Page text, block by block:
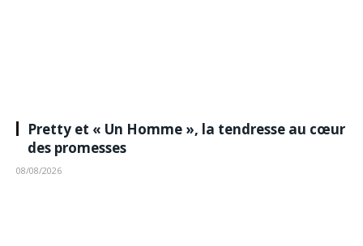
Pretty et « Un Homme », la tendresse au cœur
des promesses
08/08/2026